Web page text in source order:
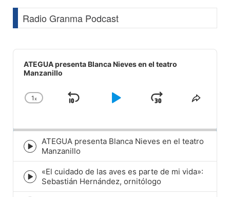
Radio Granma Podcast
Audio
Player
ATEGUA presenta Blanca Nieves en el teatro
Manzanillo
Change
1x
Skip
Play
JumpShare
Episode
play
icon
ATEGUA presenta Blanca Nieves en el teatro
Manzanillo
Episode
play
«El cuidado de las aves es parte de mi vida»:
Sebastián Hernández, ornitólogo